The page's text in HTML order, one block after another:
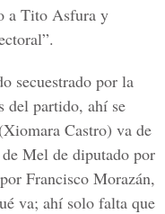
a Tito Asfura y
secuestrado por la
del partido, ahí se
Castro) va de
Mel de diputado por
Francisco Morazán,
va; ahí solo falta que